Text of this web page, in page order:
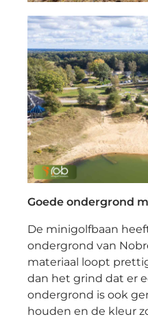
Goede ondergrond
De minigolfbaan
ondergrond van
materiaal loopt
dan het grind dat er
ondergrond is ook
houden en de kleur